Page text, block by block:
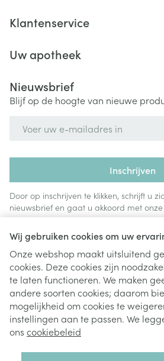
Wij gebruiken cookies om uw
Onze webshop maakt uitsluitend
cookies. Deze cookies zijn
te laten functioneren. We maken
andere soorten cookies; daarom
mogelijkheid om cookies te
instellingen aan te passen. We
ons cookiebeleid
Klantenservice
Uw apotheek
Nieuwsbrief
Blijf op de hoogte van nieuwe
Inschrijven
Door op inschrijven te klikken, schrijft u
nieuwsbrief en gaat u akkoord met onze
Juridische links